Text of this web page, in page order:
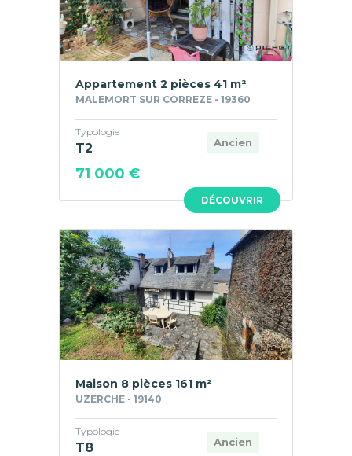
DÉCOUVRIR
Appartement 2 pièces 41 m²
MALEMORT SUR CORREZE - 19360
Ancien
Typologie
T2
71 000 €
Maison 8 pièces 161 m²
UZERCHE - 19140
Ancien
Typologie
T8